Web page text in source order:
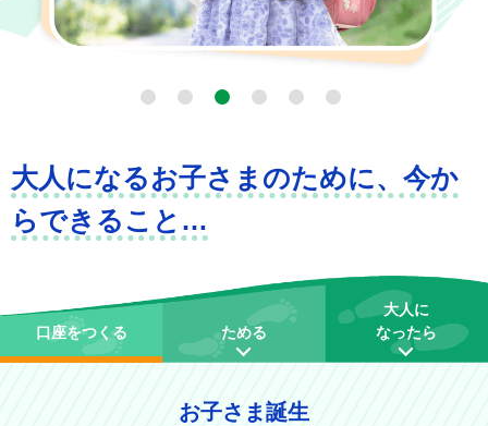
大人になるお子さまのために、今か
らできること…
口座をつくる ためる
大人に
なったら
お子さま誕生